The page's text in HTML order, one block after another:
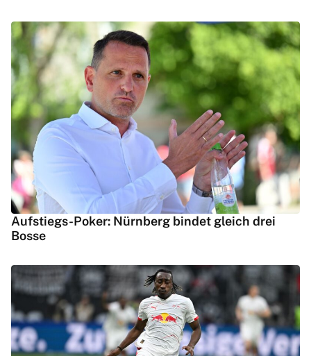
Aufstiegs-Poker: Nürnberg bindet gleich drei
Bosse